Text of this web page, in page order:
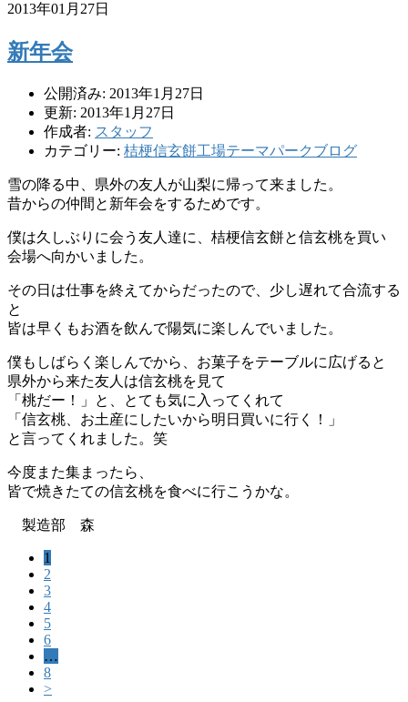
2013年01月27日
新年会
公開済み: 2013年1月27日
更新: 2013年1月27日
作成者: スタッフ
カテゴリー: 桔梗信玄餅工場テーマパークブログ
雪の降る中、県外の友人が山梨に帰って来ました。
昔からの仲間と新年会をするためです。
僕は久しぶりに会う友人達に、桔梗信玄餅と信玄桃を買い
会場へ向かいました。
その日は仕事を終えてからだったので、少し遅れて合流する
と
皆は早くもお酒を飲んで陽気に楽しんでいました。
僕もしばらく楽しんでから、お菓子をテーブルに広げると
県外から来た友人は信玄桃を見て
「桃だー！」と、とても気に入ってくれて
「信玄桃、お土産にしたいから明日買いに行く！」
と言ってくれました。笑
今度また集まったら、
皆で焼きたての信玄桃を食べに行こうかな。
製造部 森
1
2
3
4
5
6
…
8
>